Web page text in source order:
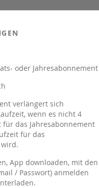
(einige AROHA & Lucia Schmidt
oder Jahresabonnement
verlängert sich
wenn es nicht 4
das Jahresabonnement
für das
App downloaden, mit den
/ Passwort) anmelden